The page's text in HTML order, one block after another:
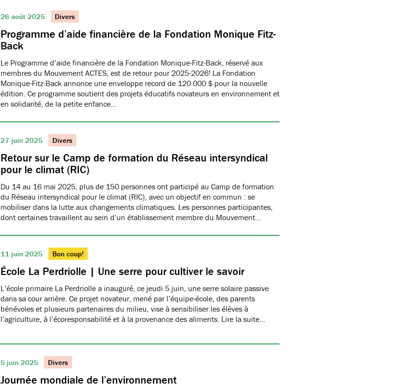
26 août 2025 Divers
Programme d’aide financière de la Fondation Monique Fitz-
Back
Le Programme d’aide financière de la Fondation Monique-Fitz-Back, réservé aux
membres du Mouvement ACTES, est de retour pour 2025-2026! La Fondation
Monique-Fitz-Back annonce une enveloppe record de 120 000 $ pour la nouvelle
édition. Ce programme soutient des projets éducatifs novateurs en environnement et
en solidarité, de la petite enfance…
27 juin 2025 Divers
Retour sur le Camp de formation du Réseau intersyndical
pour le climat (RIC)
Du 14 au 16 mai 2025, plus de 150 personnes ont participé au Camp de formation
du Réseau intersyndical pour le climat (RIC), avec un objectif en commun : se
mobiliser dans la lutte aux changements climatiques. Les personnes participantes,
dont certaines travaillent au sein d’un établissement membre du Mouvement…
11 juin 2025 Bon coup!
École La Perdriolle | Une serre pour cultiver le savoir
L’école primaire La Perdriolle a inauguré, ce jeudi 5 juin, une serre solaire passive
dans sa cour arrière. Ce projet novateur, mené par l’équipe-école, des parents
bénévoles et plusieurs partenaires du milieu, vise à sensibiliser les élèves à
l’agriculture, à l’écoresponsabilité et à la provenance des aliments. Lire la suite…
5 juin 2025 Divers
Journée mondiale de l’environnement